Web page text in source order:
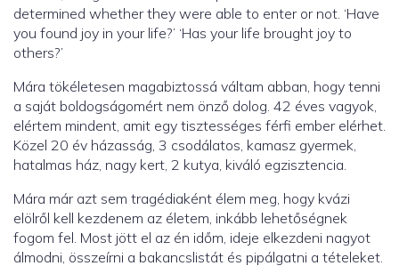
determined whether they were able to enter or not. ‘Have
you found joy in your life?’ ‘Has your life brought joy to
others?’
Mára tökéletesen magabiztossá váltam abban, hogy tenni
a saját boldogságomért nem önző dolog. 42 éves vagyok,
elértem mindent, amit egy tisztességes férfi ember elérhet.
Közel 20 év házasság, 3 csodálatos, kamasz gyermek,
hatalmas ház, nagy kert, 2 kutya, kiváló egzisztencia.
Mára már azt sem tragédiaként élem meg, hogy kvázi
elölről kell kezdenem az életem, inkább lehetőségnek
fogom fel. Most jött el az én időm, ideje elkezdeni nagyot
álmodni, összeírni a bakancslistát és pipálgatni a tételeket.